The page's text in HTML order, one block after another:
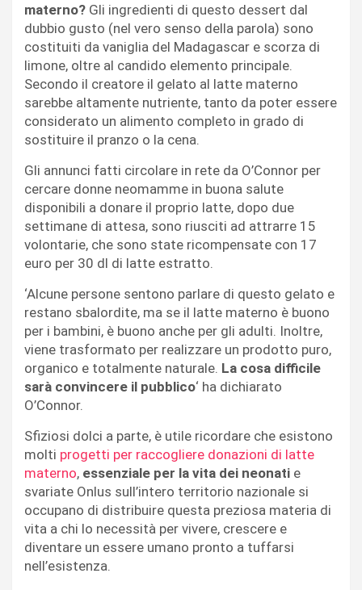
materno? Gli ingredienti di questo dessert dal
dubbio gusto (nel vero senso della parola) sono
costituiti da vaniglia del Madagascar e scorza di
limone, oltre al candido elemento principale.
Secondo il creatore il gelato al latte materno
sarebbe altamente nutriente, tanto da poter essere
considerato un alimento completo in grado di
sostituire il pranzo o la cena.
Gli annunci fatti circolare in rete da O’Connor per
cercare donne neomamme in buona salute
disponibili a donare il proprio latte, dopo due
settimane di attesa, sono riusciti ad attrarre 15
volontarie, che sono state ricompensate con 17
euro per 30 dl di latte estratto.
‘Alcune persone sentono parlare di questo gelato e
restano sbalordite, ma se il latte materno è buono
per i bambini, è buono anche per gli adulti. Inoltre,
viene trasformato per realizzare un prodotto puro,
organico e totalmente naturale. La cosa difficile
sarà convincere il pubblico‘ ha dichiarato
O’Connor.
Sfiziosi dolci a parte, è utile ricordare che esistono
molti progetti per raccogliere donazioni di latte
materno, essenziale per la vita dei neonati e
svariate Onlus sull’intero territorio nazionale si
occupano di distribuire questa preziosa materia di
vita a chi lo necessità per vivere, crescere e
diventare un essere umano pronto a tuffarsi
nell’esistenza.